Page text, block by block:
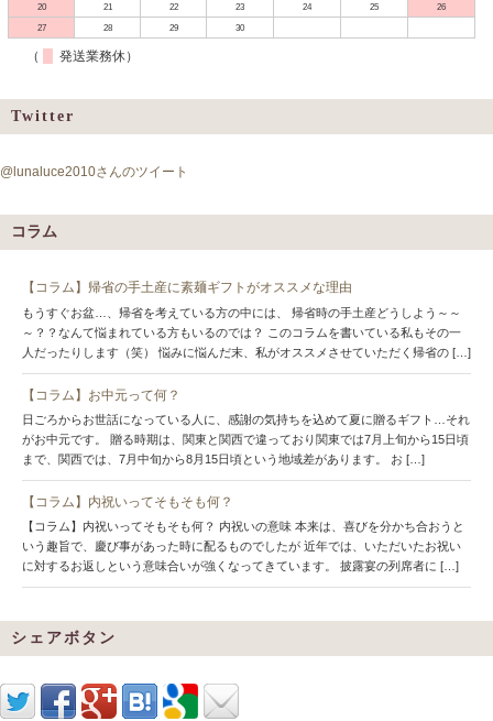
20
21 22 23 24 25
26
27
28 29 30
（ 発送業務休）
Twitter
@lunaluce2010さんのツイート
コラム
【コラム】帰省の手土産に素麺ギフトがオススメな理由
もうすぐお盆…、帰省を考えている方の中には、 帰省時の手土産どうしよう～～
～？？なんて悩まれている方もいるのでは？ このコラムを書いている私もその一
人だったりします（笑） 悩みに悩んだ末、私がオススメさせていただく帰省の […]
【コラム】お中元って何？
日ごろからお世話になっている人に、感謝の気持ちを込めて夏に贈るギフト…それ
がお中元です。 贈る時期は、関東と関西で違っており関東では7月上旬から15日頃
まで、関西では、7月中旬から8月15日頃という地域差があります。 お […]
【コラム】内祝いってそもそも何？
【コラム】内祝いってそもそも何？ 内祝いの意味 本来は、喜びを分かち合おうと
いう趣旨で、慶び事があった時に配るものでしたが 近年では、いただいたお祝い
に対するお返しという意味合いが強くなってきています。 披露宴の列席者に […]
シェアボタン